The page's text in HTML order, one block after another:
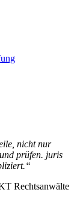
nicht nur
prüfen. juris
Rechtsanwälte